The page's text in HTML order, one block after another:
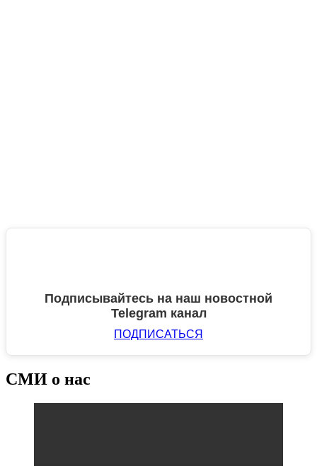
Подписывайтесь на наш новостной
Telegram канал
ПОДПИСАТЬСЯ
СМИ о нас